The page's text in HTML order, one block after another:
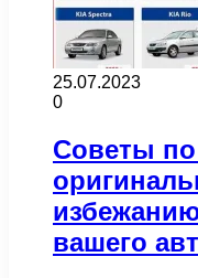
25.07.2023
0
Советы
вашего